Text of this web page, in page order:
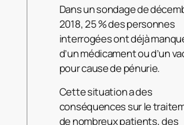
Dans un sondage de
2018, 25 % des personnes
interrogées ont déjà
d’un médicament ou d’un
pour cause de pénurie.
Cette situation a des
conséquences sur le
de nombreux patients, des